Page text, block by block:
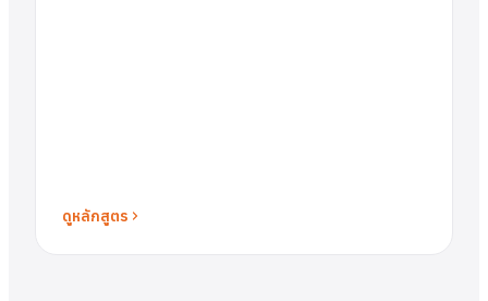
ดูหลักสูตร